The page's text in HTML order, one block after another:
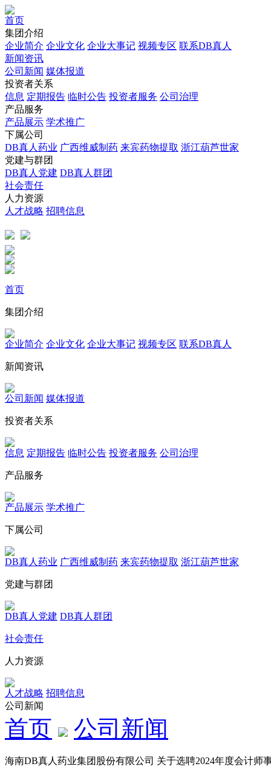
首页
集团介绍
企业简介 企业文化 企业⼤事记 视频专区 联系DB真人
新闻资讯
公司新闻 媒体报道
投资者关系
信息 定期报告 临时公告 投资者服务 公司治理
产品服务
产品展示 学术推广
下属公司
DB真人药业 广西维威制药 来宾药物提取 浙江葫芦世家
党建与群团
DB真人党建 DB真人群团
社会责任
人力资源
人才战略 招聘信息
首页
集团介绍
企业简介 企业文化 企业⼤事记 视频专区 联系DB真人
新闻资讯
公司新闻 媒体报道
投资者关系
信息 定期报告 临时公告 投资者服务 公司治理
产品服务
产品展示 学术推广
下属公司
DB真人药业 广西维威制药 来宾药物提取 浙江葫芦世家
党建与群团
DB真人党建 DB真人群团
社会责任
人力资源
人才战略 招聘信息
公司新闻
首页 公司新闻
海南DB真人药业集团股份有限公司 关于选聘2024年度会计师